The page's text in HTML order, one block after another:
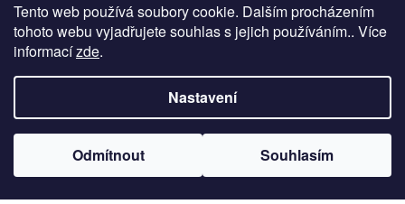
Tento web používá soubory cookie. Dalším procházením
tohoto webu vyjadřujete souhlas s jejich používáním.. Více
informacízde.
Nastavení
Odmítnout Souhlasím
Napište nám na WhatsApp
Vytvořil Shoptet
Copyright 2026 AVENTO Jewellery s.r.o.
. Všechna práva